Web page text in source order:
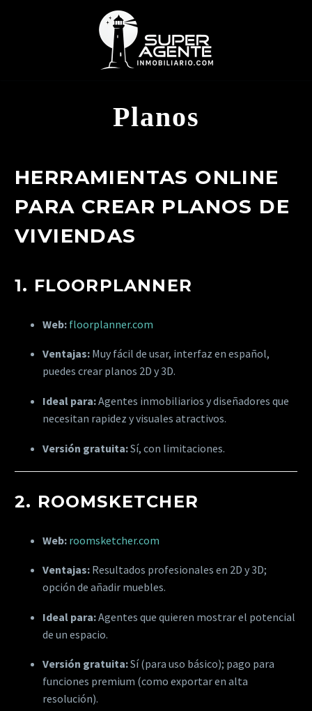
Planos
HERRAMIENTAS ONLINE
PARA CREAR PLANOS DE
VIVIENDAS
1. FLOORPLANNER
Web: floorplanner.com
Ventajas: Muy fácil de usar, interfaz en español,
puedes crear planos 2D y 3D.
Ideal para:Agentes inmobiliarios y diseñadores que
necesitan rapidez y visuales atractivos.
Versión gratuita:Sí, con limitaciones.
2. ROOMSKETCHER
Web: roomsketcher.com
Ventajas: Resultados profesionales en 2D y 3D;
opción de añadir muebles.
Ideal para:Agentes que quieren mostrar el potencial
de un espacio.
Versión gratuita:Sí (para uso básico); pago para
funciones premium (como exportar en alta
resolución).